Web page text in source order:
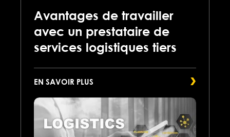
Avantages de travailler
avec un prestataire de
services logistiques tiers
EN SAVOIR PLUS